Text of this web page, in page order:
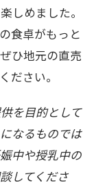
しめました。
食卓がもっと
ひ地元の直売
ださい。
を目的として
なるものでは
中や授乳中の
してくださ